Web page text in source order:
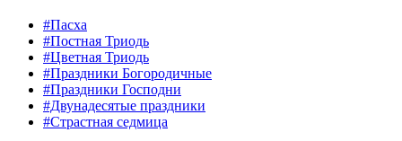
#Пасха
#Постная Триодь
#Цветная Триодь
#Праздники Богородичные
#Праздники Господни
#Двунадесятые праздники
#Страстная седмица